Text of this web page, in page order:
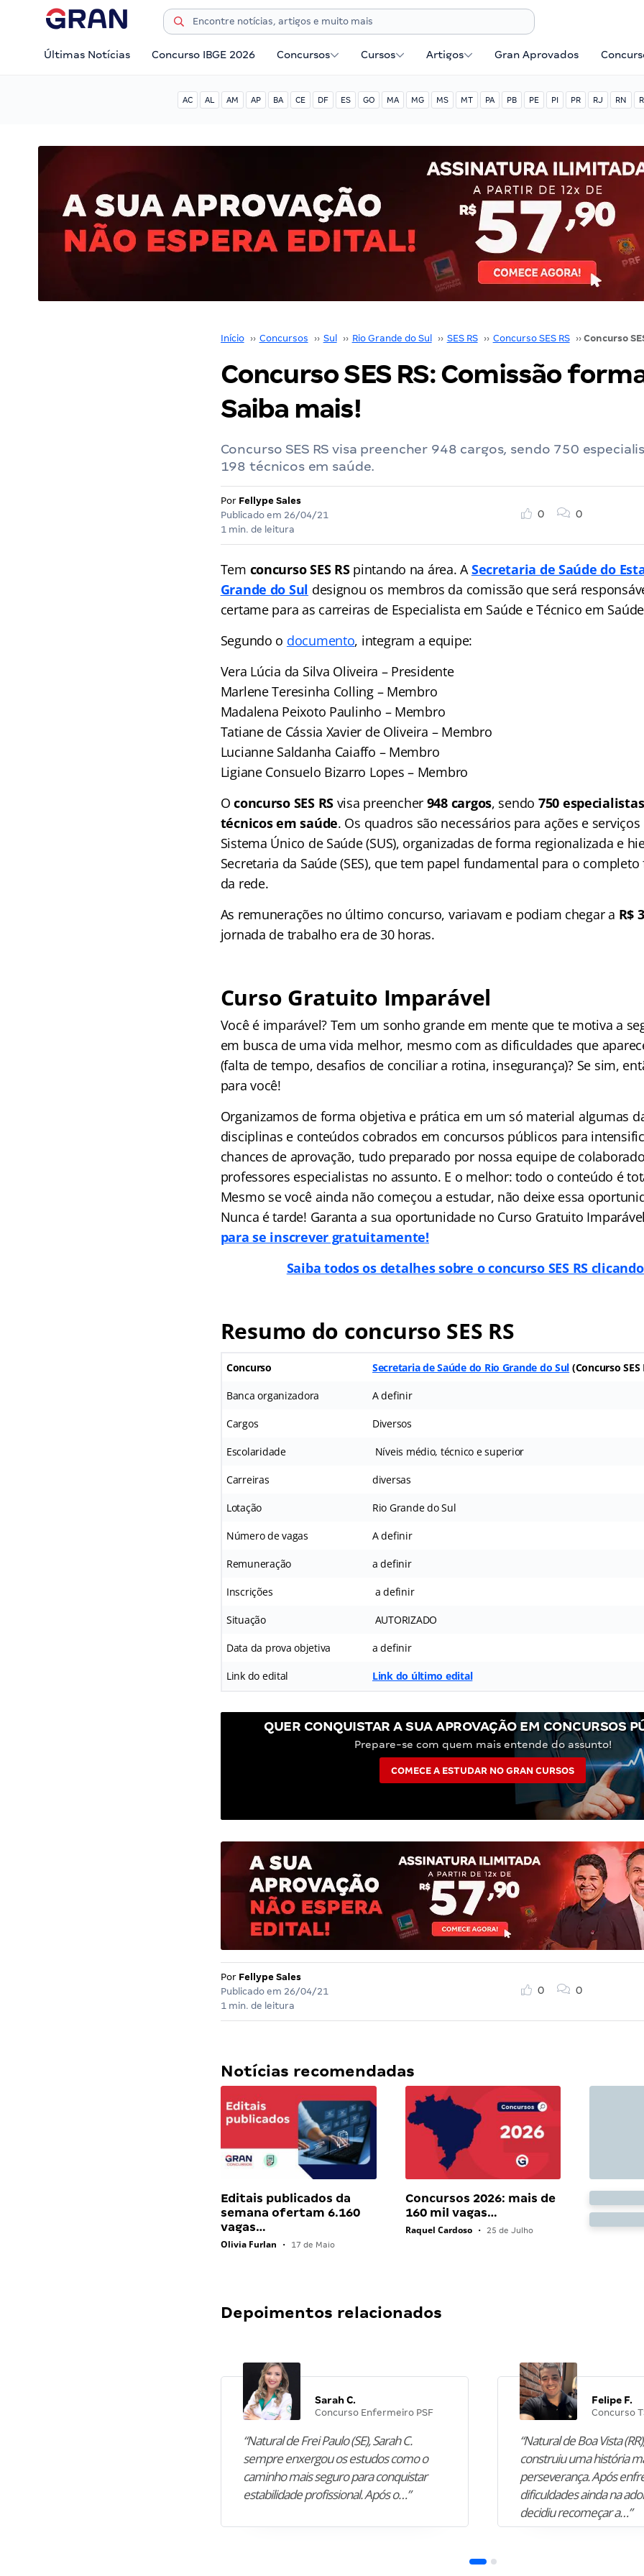
Últimas Notícias Concurso IBGE 2026 Concursos Cursos Artigos Gran Aprovados
AC AL AM AP BA CE DF ES GO MA MG MS MT PA PB PE PI PR RJ RN
Início ›› Concursos ›› Sul ›› Rio Grande do Sul ›› SES RS ›› Concurso SES RS ››
Concurso SES RS: Comissão
Saiba mais!
Concurso SES RS visa preencher 948 cargos, sendo 750
198 técnicos em saúde.
Por Fellype Sales
Publicado em 26/04/21
1 min. de leitura
0 0
Tem concurso SES RSpintando na área. ASecretaria de Saúde do
Grande do Sul designou os membros da comissão que será
certame para as carreiras de Especialista em Saúde e Técnico em
Segundo o documento, integram a equipe:
Vera Lúcia da Silva Oliveira – Presidente
Marlene Teresinha Colling – Membro
Madalena Peixoto Paulinho – Membro
Tatiane de Cássia Xavier de Oliveira – Membro
Lucianne Saldanha Caiaffo – Membro
Ligiane Consuelo Bizarro Lopes – Membro
Oconcurso SES RS visa preencher 948 cargos, sendo 750
técnicos em saúde. Os quadros são necessários para ações e
Sistema Único de Saúde (SUS), organizadas de forma regionalizada e
Secretaria da Saúde (SES), que tem papel fundamental para o
da rede.
As remunerações no último concurso, variavam e podiam chegar a R$
jornada de trabalho era de 30 horas.
Curso Gratuito Imparável
Você é imparável? Tem um sonho grande em mente que te motiva a
em busca de uma vida melhor, mesmo com as dificuldades que
(falta de tempo, desafios de conciliar a rotina, insegurança)? Se sim,
para você!
Organizamos de forma objetiva e prática em um só material algumas
disciplinas e conteúdos cobrados em concursos públicos para
chances de aprovação, tudo preparado por nossa equipe de
professores especialistas no assunto. E o melhor: todo o conteúdo é
Mesmo se você ainda não começou a estudar, não deixe essa
Nunca é tarde! Garanta a sua oportunidade no Curso Gratuito
para se inscrever gratuitamente!
Saiba todos os detalhes sobre o concurso SES RS
Resumo do concurso SES RS
Concurso Secretaria de Saúde do Rio Grande do Sul (Concurso SES
Banca organizadora A definir
Cargos Diversos
Escolaridade Níveis médio, técnico e superior
Carreiras diversas
Lotação Rio Grande do Sul
Número de vagas A definir
Remuneração a definir
Inscrições a definir
Situação AUTORIZADO
Data da prova objetiva a definir
Link do edital Link do último edital
QUER CONQUISTAR A SUA APROVAÇÃO EM CONCURSOS
Prepare-se com quem mais entende do assunto!
COMECE A ESTUDAR NO GRAN CURSOS
Por Fellype Sales
Publicado em 26/04/21
1 min. de leitura
0 0
Notícias recomendadas
Editais publicados da
semana ofertam 6.160
vagas…
Olivia Furlan • 17 de Maio
Concursos 2026: mais de
160 mil vagas…
Raquel Cardoso • 25 de Julho
Depoimentos relacionados
Sarah C.
Concurso Enfermeiro PSF
“Natural de Frei Paulo (SE), Sarah C.
sempre enxergou os estudos como o
caminho mais seguro para conquistar
estabilidade profissional. Após o…”
Felipe F.
Concurso
“Natural de Boa Vista
construiu uma história
perseverança. Após
dificuldades ainda na
decidiu recomeçar a…”